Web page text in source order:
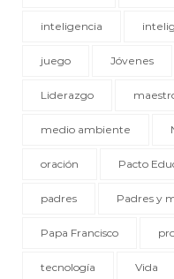
inteligencia
juego Jóvenes
Liderazgo
medio ambiente
oración Pacto
padres Padres y
Papa Francisco
tecnología Vida